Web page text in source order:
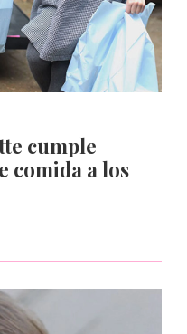
cumple
comida a los